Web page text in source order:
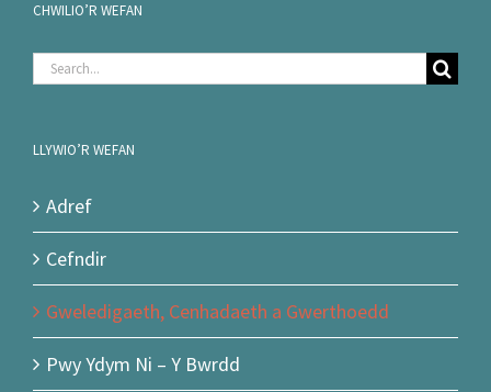
CHWILIO’R WEFAN
Search
LLYWIO’R WEFAN
Adref
Cefndir
Gweledigaeth, Cenhadaeth a Gwerthoedd
Pwy Ydym Ni – Y Bwrdd